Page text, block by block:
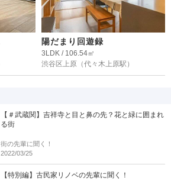
陽だまり回遊録
3LDK / 106.54㎡
渋谷区上原 （代々木上原駅）
【＃武蔵関】吉祥寺と目と鼻の先？花と緑に囲まれ
る街
街の先輩に聞く！
2022/03/25
【特別編】古民家リノベの先輩に聞く！